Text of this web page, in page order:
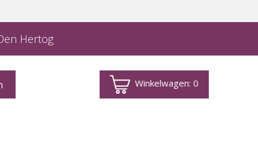
Hertog
Winkelwagen:0